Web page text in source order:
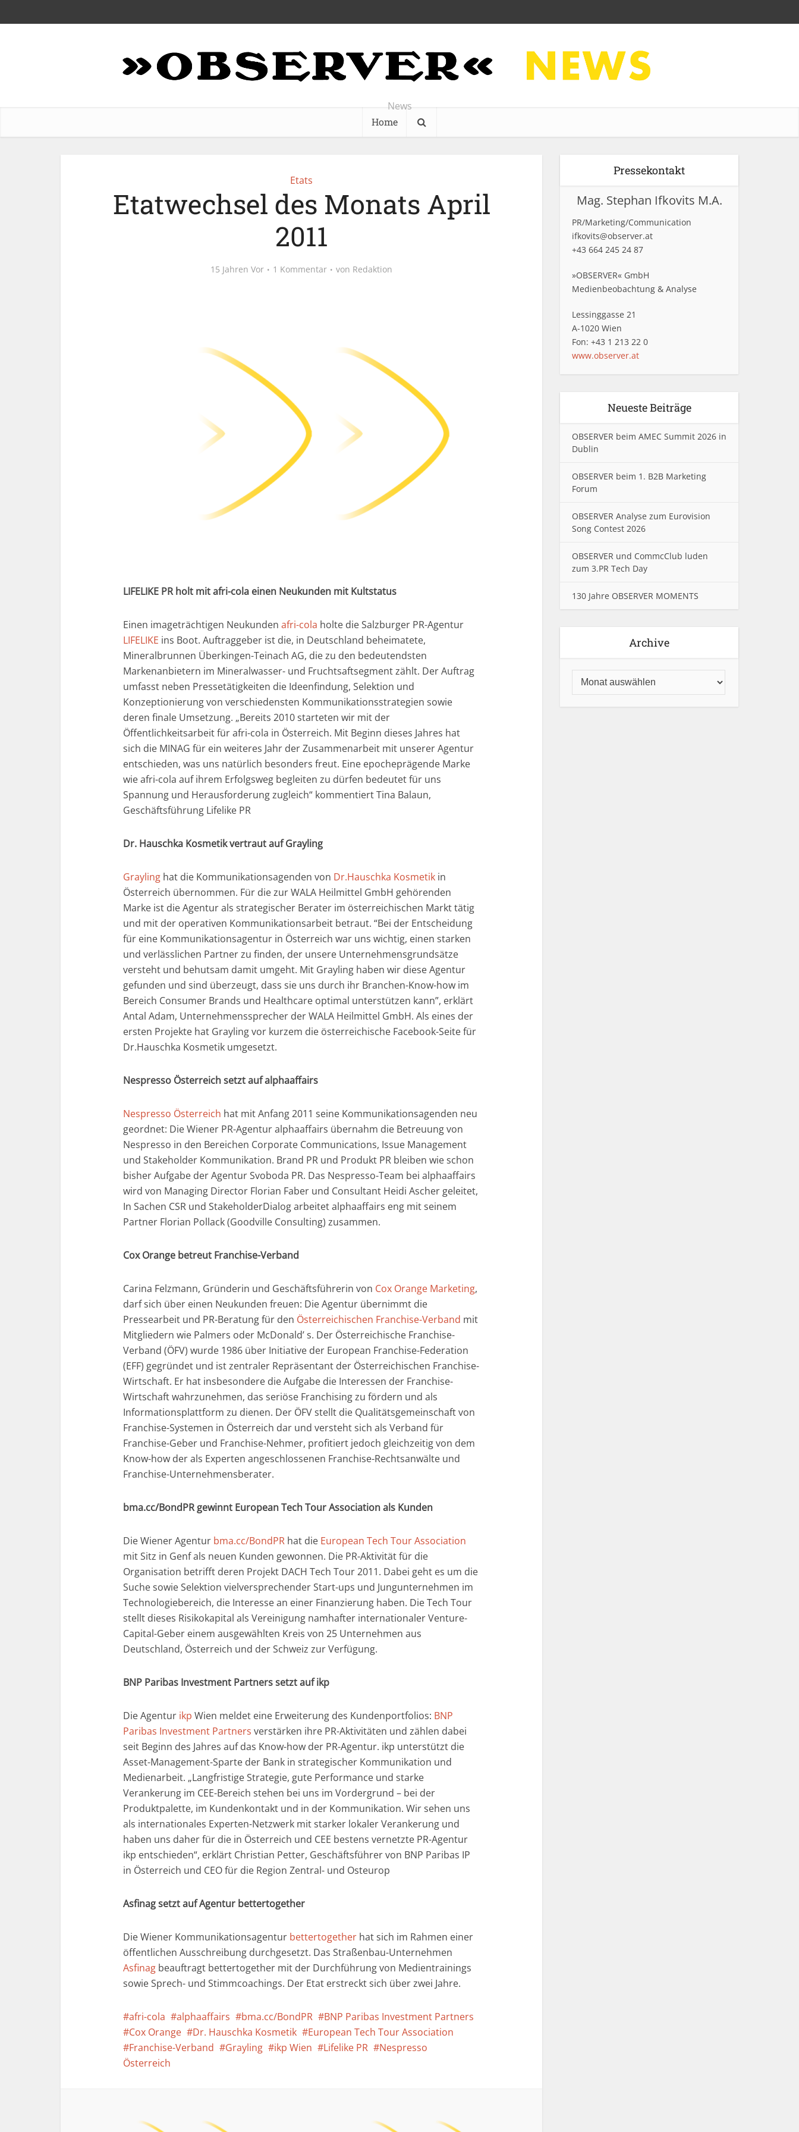
News
Home
Etats
Etatwechsel des Monats April
2011
15 Jahren Vor 1 Kommentar von Redaktion
LIFELIKE PR holt mit afri-cola einen Neukunden mit Kultstatus
Einen imageträchtigen Neukunden afri-cola holte die Salzburger PR-Agentur
LIFELIKE ins Boot. Auftraggeber ist die, in Deutschland beheimatete,
Mineralbrunnen Überkingen-Teinach AG, die zu den bedeutendsten
Markenanbietern im Mineralwasser- und Fruchtsaftsegment zählt. Der Auftrag
umfasst neben Pressetätigkeiten die Ideenfindung, Selektion und
Konzeptionierung von verschiedensten Kommunikationsstrategien sowie
deren finale Umsetzung. „Bereits 2010 starteten wir mit der
Öffentlichkeitsarbeit für afri-cola in Österreich. Mit Beginn dieses Jahres hat
sich die MINAG für ein weiteres Jahr der Zusammenarbeit mit unserer Agentur
entschieden, was uns natürlich besonders freut. Eine epocheprägende Marke
wie afri-cola auf ihrem Erfolgsweg begleiten zu dürfen bedeutet für uns
Spannung und Herausforderung zugleich“ kommentiert Tina Balaun,
Geschäftsführung Lifelike PR
Dr. Hauschka Kosmetik vertraut auf Grayling
Grayling hat die Kommunikationsagenden von Dr.Hauschka Kosmetik in
Österreich übernommen. Für die zur WALA Heilmittel GmbH gehörenden
Marke ist die Agentur als strategischer Berater im österreichischen Markt tätig
und mit der operativen Kommunikationsarbeit betraut. “Bei der Entscheidung
für eine Kommunikationsagentur in Österreich war uns wichtig, einen starken
und verlässlichen Partner zu finden, der unsere Unternehmensgrundsätze
versteht und behutsam damit umgeht. Mit Grayling haben wir diese Agentur
gefunden und sind überzeugt, dass sie uns durch ihr Branchen-Know-how im
Bereich Consumer Brands und Healthcare optimal unterstützen kann”, erklärt
Antal Adam, Unternehmenssprecher der WALA Heilmittel GmbH. Als eines der
ersten Projekte hat Grayling vor kurzem die österreichische Facebook-Seite für
Dr.Hauschka Kosmetik umgesetzt.
Nespresso Österreich setzt auf alphaaffairs
Nespresso Österreich hat mit Anfang 2011 seine Kommunikationsagenden neu
geordnet: Die Wiener PR-Agentur alphaaffairs übernahm die Betreuung von
Nespresso in den Bereichen Corporate Communications, Issue Management
und Stake­holder Kommunikation. Brand PR und Produkt PR bleiben wie schon
bisher Aufgabe der Agentur Svoboda PR. Das Nespresso-Team bei alphaaffairs
wird von Managing Director Florian Faber und Consultant Heidi Ascher geleitet,
In Sachen CSR und Stakeholder­Dialog arbeitet alphaaffairs eng mit seinem
Partner Florian Pollack (Goodville Consulting) zusammen.
Cox Orange betreut Franchise-Verband
Carina Felzmann, Gründerin und Geschäftsführerin von Cox Orange Marketing,
darf sich über einen Neukunden freuen: Die Agentur übernimmt die
Pressearbeit und PR-Beratung für den Österreichischen Franchise-Verband mit
Mitgliedern wie Palmers oder McDonald’ s. Der Österreichische Franchise-
Verband (ÖFV) wurde 1986 über Initiative der European Franchise-Federation
(EFF) gegründet und ist zentraler Repräsentant der Österreichischen Franchise-
Wirtschaft. Er hat insbesondere die Aufgabe die Interessen der Franchise-
Wirtschaft wahrzunehmen, das seriöse Franchising zu fördern und als
Informationsplattform zu dienen. Der ÖFV stellt die Qualitätsgemeinschaft von
Franchise-Systemen in Österreich dar und versteht sich als Verband für
Franchise-Geber und Franchise-Nehmer, profitiert jedoch gleichzeitig von dem
Know-how der als Experten angeschlossenen Franchise-Rechtsanwälte und
Franchise-Unternehmensberater.
bma.cc/BondPR gewinnt European Tech Tour Association als Kunden
Die Wiener Agentur bma.cc/BondPR hat die European Tech Tour Association
mit Sitz in Genf als neuen Kunden gewonnen. Die PR-Aktivität für die
Organisation betrifft deren Projekt DACH Tech Tour 2011. Dabei geht es um die
Suche sowie Selektion vielversprechender Start-ups und Jungunternehmen im
Technologiebereich, die Interesse an einer Finanzierung haben. Die Tech Tour
stellt dieses Risikokapital als Vereinigung namhafter internationaler Venture-
Capital-Geber einem ausgewählten Kreis von 25 Unternehmen aus
Deutschland, Österreich und der Schweiz zur Verfügung.
BNP Paribas Investment Partners setzt auf ikp
Die Agentur ikp Wien meldet eine Erweiterung des Kundenportfolios: BNP
Paribas Investment Partners verstärken ihre PR-Aktivitäten und zählen dabei
seit Beginn des Jahres auf das Know-how der PR-Agentur. ikp unterstützt die
Asset-Management-Sparte der Bank in strategischer Kommunikation und
Medienarbeit. „Langfristige Strategie, gute Performance und starke
Verankerung im CEE-Bereich stehen bei uns im Vordergrund – bei der
Produktpalette, im Kundenkontakt und in der Kommunikation. Wir sehen uns
als internationales Experten-Netzwerk mit starker lokaler Verankerung und
haben uns daher für die in Österreich und CEE bestens vernetzte PR-Agentur
ikp entschieden“, erklärt Christian Petter, Geschäftsführer von BNP Paribas IP
in Österreich und CEO für die Region Zentral- und Osteurop
Asfinag setzt auf Agentur bettertogether
Die Wiener Kommunikationsagentur bettertogether hat sich im Rahmen einer
öffentlichen Ausschreibung durchgesetzt. Das Straßenbau-Unternehmen
Asfinag beauftragt bettertogether mit der Durchführung von Medientrainings
sowie Sprech- und Stimmcoachings. Der Etat erstreckt sich über zwei Jahre.
afri-cola alphaaffairs bma.cc/BondPR
BNP Paribas Investment Partners
Cox Orange
Dr. Hauschka Kosmetik
European Tech Tour Association
Franchise-Verband
Grayling ikp Wien Lifelike PR
Nespresso
Österreich
Pressekontakt
Mag. Stephan Ifkovits M.A.
PR/Marketing/Communication
ifkovits@observer.at
+43 664 245 24 87
»OBSERVER« GmbH
Medienbeobachtung & Analyse
Lessinggasse 21
A-1020 Wien
Fon: +43 1 213 22 0
www.observer.at
Neueste Beiträge
OBSERVER beim AMEC Summit 2026 in
Dublin
OBSERVER beim 1. B2B Marketing
Forum
OBSERVER Analyse zum Eurovision
Song Contest 2026
OBSERVER und CommcClub luden
zum 3.PR Tech Day
130 Jahre OBSERVER MOMENTS
Archive